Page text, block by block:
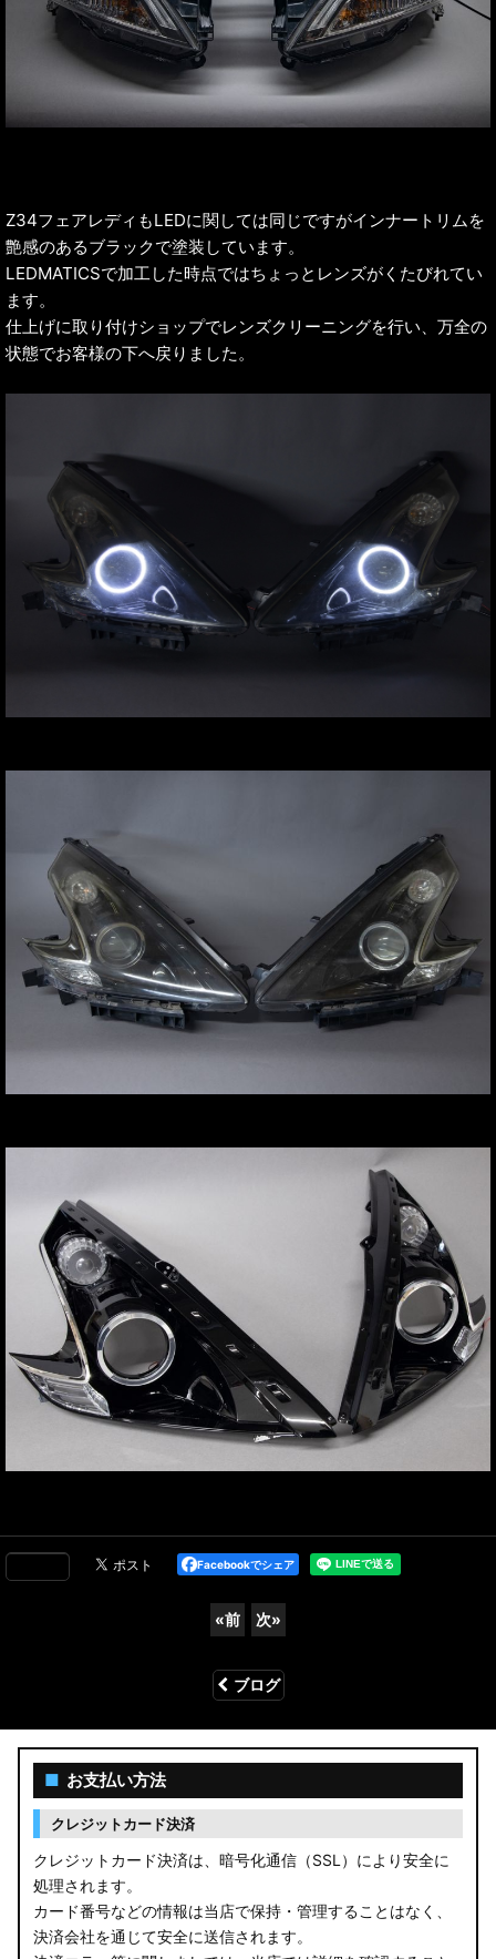
Z34フェアレディもLEDに関しては同じですがインナートリムを
艶感のあるブラックで塗装しています。
LEDMATICSで加工した時点ではちょっとレンズがくたびれてい
ます。
仕上げに取り付けショップでレンズクリーニングを行い、万全の
状態でお客様の下へ戻りました。
Facebookでシェア
«前 次»
ブログ
■ お支払い方法
クレジットカード決済
クレジットカード決済は、暗号化通信（SSL）により安全に
処理されます。
カード番号などの情報は当店で保持・管理することはなく、
決済会社を通じて安全に送信されます。